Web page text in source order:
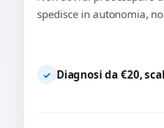
spedisce in autonomia,
✓ Diagnosi da €20,